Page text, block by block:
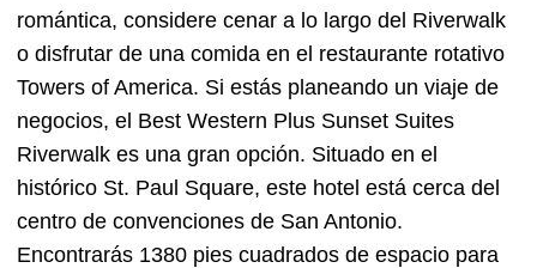
romántica, considere cenar a lo largo del Riverwalk
o disfrutar de una comida en el restaurante rotativo
Towers of America. Si estás planeando un viaje de
negocios, el Best Western Plus Sunset Suites
Riverwalk es una gran opción. Situado en el
histórico St. Paul Square, este hotel está cerca del
centro de convenciones de San Antonio.
Encontrarás 1380 pies cuadrados de espacio para